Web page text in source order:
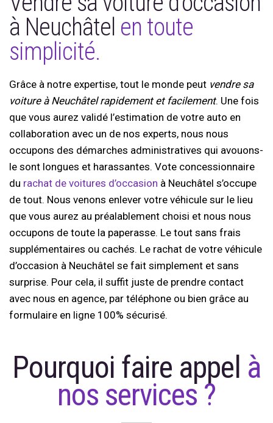
à Neuchâtel en toute
simplicité.
Grâce à notre expertise, tout le monde peut vendre sa
voiture à Neuchâtel rapidement et facilement. Une fois
que vous aurez validé l’estimation de votre auto en
collaboration avec un de nos experts, nous nous
occupons des démarches administratives qui avouons-
le sont longues et harassantes. Vote concessionnaire
du rachat de voitures d’occasion à Neuchâtel s’occupe
de tout. Nous venons enlever votre véhicule sur le lieu
que vous aurez au préalablement choisi et nous nous
occupons de toute la paperasse. Le tout sans frais
supplémentaires ou cachés. Le rachat de votre véhicule
d’occasion à Neuchâtel se fait simplement et sans
surprise. Pour cela, il suffit juste de prendre contact
avec nous en agence, par téléphone ou bien grâce au
formulaire en ligne 100% sécurisé.
Pourquoi faire appel à
nos services ?